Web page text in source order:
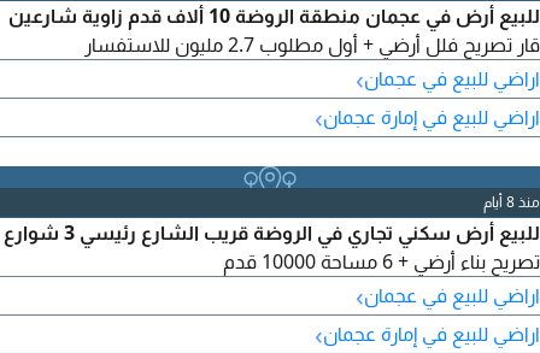
للبيع أرض في عجمان منطقة الروضة 10 ألاف قدم زاوية شارعين
قار تصريح فلل أرضي + أول مطلوب 2.7 مليون للاستفسار
اراضي للبيع في عجمان›
اراضي للبيع في إمارة عجمان›
منذ 8 أيام
للبيع أرض سكني تجاري في الروضة قريب الشارع رئيسي 3 شوارع
تصريح بناء أرضي + 6 مساحة 10000 قدم
اراضي للبيع في عجمان›
اراضي للبيع في إمارة عجمان›